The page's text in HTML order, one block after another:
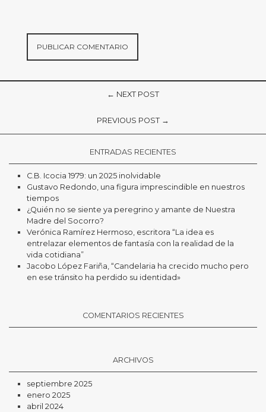
← NEXT POST
PREVIOUS POST →
ENTRADAS RECIENTES
C.B. Icocia 1979: un 2025 inolvidable
Gustavo Redondo, una figura imprescindible en nuestros
tiempos
¿Quién no se siente ya peregrino y amante de Nuestra
Madre del Socorro?
Verónica Ramírez Hermoso, escritora “La idea es
entrelazar elementos de fantasía con la realidad de la
vida cotidiana”
Jacobo López Fariña, “Candelaria ha crecido mucho pero
en ese tránsito ha perdido su identidad»
COMENTARIOS RECIENTES
ARCHIVOS
septiembre 2025
enero 2025
abril 2024